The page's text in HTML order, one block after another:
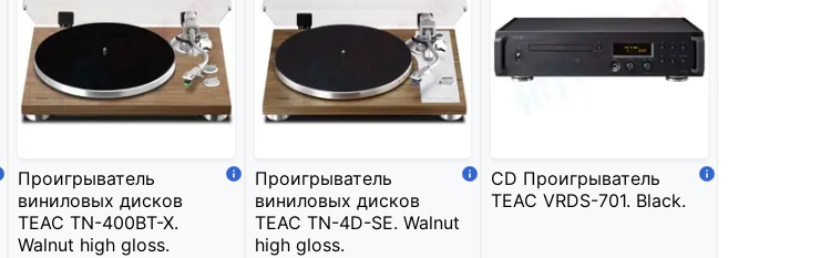
Проигрыватель
виниловых дисков
TEAC TN-400BT-X.
Walnut high gloss.
Проигрыватель
виниловых дисков
TEAC TN-4D-SE. Walnut
high gloss.
CD Проигрыватель
TEAC VRDS-701. Black.